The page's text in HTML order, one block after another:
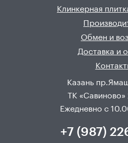
Клинкерная
Обмен и
Доставка и
Казань
ТК «Савиново»
Ежедневно с
+7 (987)